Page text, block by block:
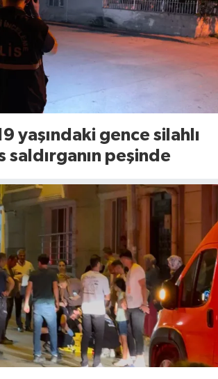
yaşındaki gence silahlı
saldırganın peşinde